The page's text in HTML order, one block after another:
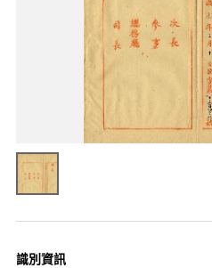
識別資訊